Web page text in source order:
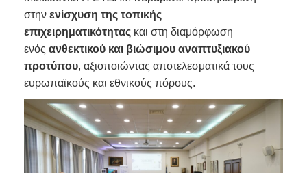
στην ενίσχυση της τοπικής
επιχειρηματικότητας και στη διαμόρφωση
ενός ανθεκτικού και βιώσιμου αναπτυξιακού
προτύπου, αξιοποιώντας αποτελεσματικά τους
ευρωπαϊκούς και εθνικούς πόρους.